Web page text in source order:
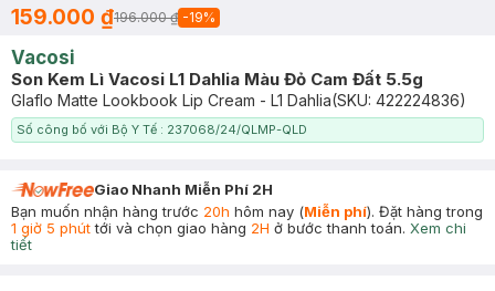
159.000 ₫196.000 ₫ -19%
Vacosi
Son Kem Lì Vacosi L1 Dahlia Màu Đỏ Cam Đất 5.5g
Glaflo Matte Lookbook Lip Cream - L1 Dahlia(SKU: 422224836)
Số công bố với Bộ Y Tế : 237068/24/QLMP-QLD
Giao Nhanh Miễn Phí 2H
Bạn muốn nhận hàng trước 20h hôm nay (Miễn phí). Đặt hàng trong
1 giờ 5 phúttới và chọn giao hàng 2H ở bước thanh toán. Xem chi
tiết